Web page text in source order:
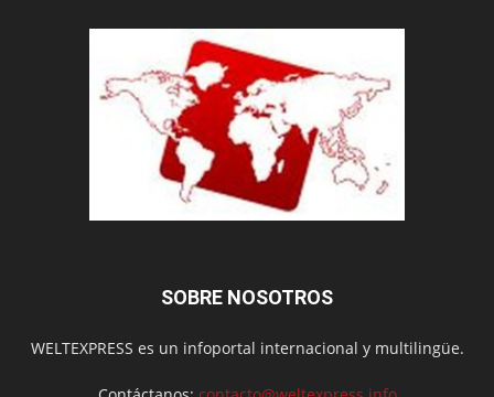
SOBRE NOSOTROS
WELTEXPRESS es un infoportal internacional y multilingüe.